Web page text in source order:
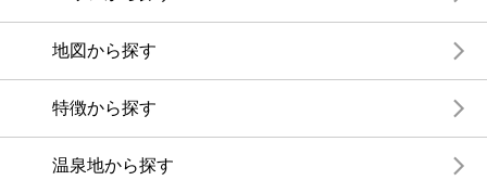
地図から探す
特徴から探す
温泉地から探す